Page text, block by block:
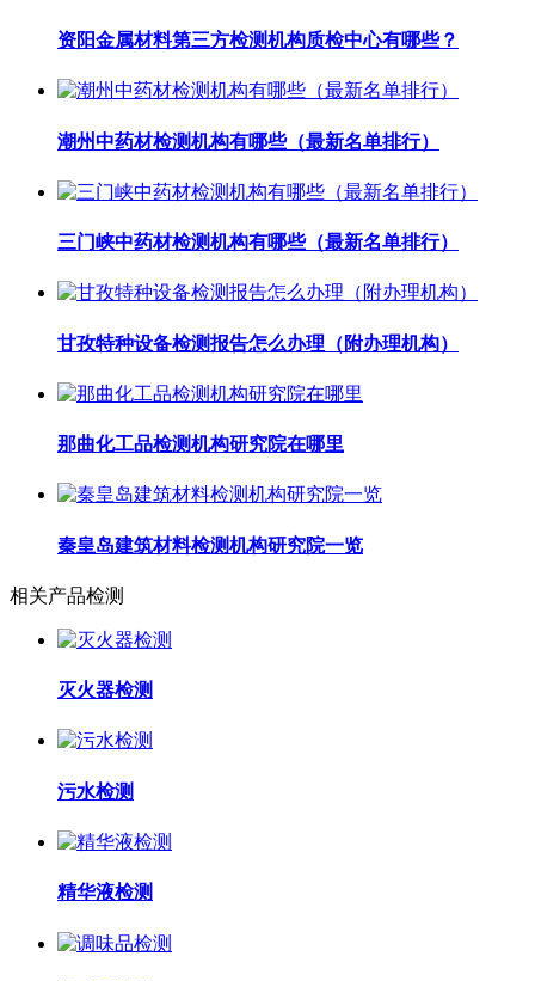
资阳金属材料第三方检测机构质检中心有哪些？
潮州中药材检测机构有哪些（最新名单排行）
三门峡中药材检测机构有哪些（最新名单排行）
甘孜特种设备检测报告怎么办理（附办理机构）
那曲化工品检测机构研究院在哪里
秦皇岛建筑材料检测机构研究院一览
相关产品检测
灭火器检测
污水检测
精华液检测